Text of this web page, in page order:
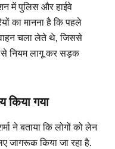
में पुलिस और हाईवे
का मानना है कि पहले
चला लेते थे, जिससे
से नियम लागू कर सड़क
किया गया
ने बताया कि लोगों को लेन
जागरूक किया जा रहा है.